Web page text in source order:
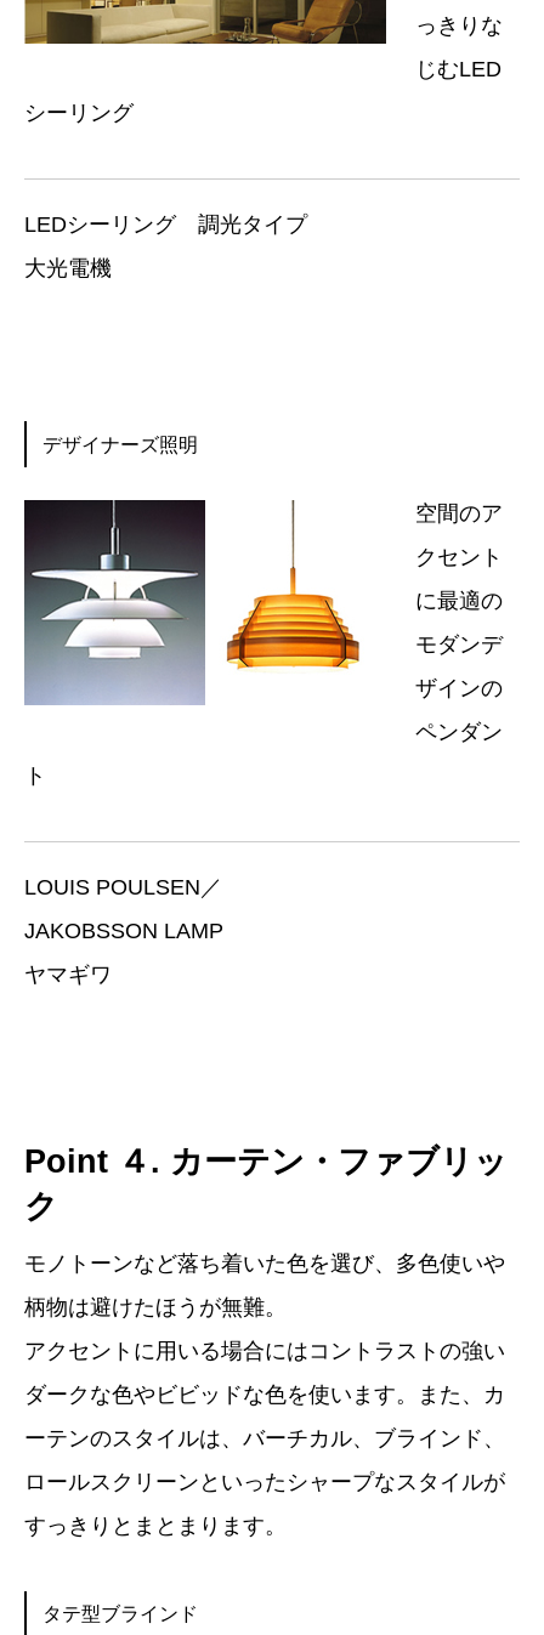
っきりな
じむLED
シーリング
LEDシーリング 調光タイプ
大光電機
デザイナーズ照明
空間のア
クセント
に最適の
モダンデ
ザインの
ペンダン
ト
LOUIS POULSEN／
JAKOBSSON LAMP
ヤマギワ
Point ４. カーテン・ファブリッ
ク
モノトーンなど落ち着いた色を選び、多色使いや
柄物は避けたほうが無難。
アクセントに用いる場合にはコントラストの強い
ダークな色やビビッドな色を使います。また、カ
ーテンのスタイルは、バーチカル、ブラインド、
ロールスクリーンといったシャープなスタイルが
すっきりとまとまります。
タテ型ブラインド